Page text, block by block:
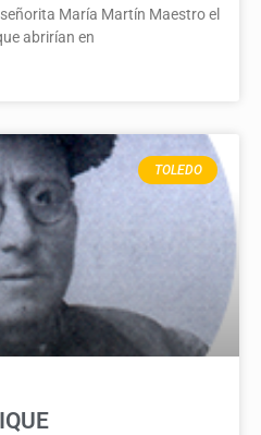
María Martín Maestro el
abrirían en
TOLEDO